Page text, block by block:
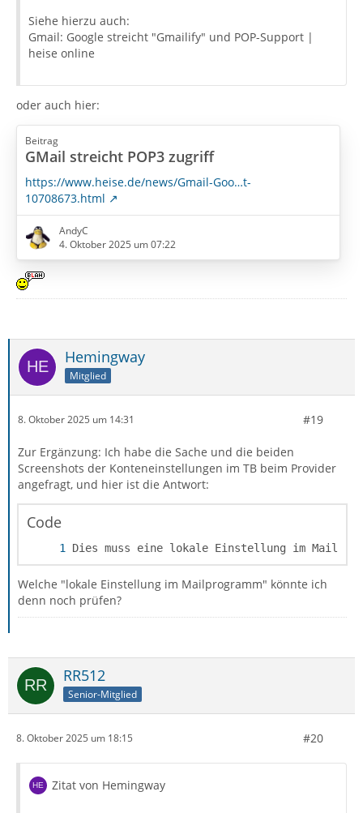
Siehe hierzu auch:
Gmail: Google streicht "Gmailify" und POP-Support |
heise online
oder auch hier:
Beitrag
GMail streicht POP3 zugriff
https://www.heise.de/news/Gmail-Goo…t-
10708673.html
AndyC
4. Oktober 2025 um 07:22
Hemingway
Mitglied
8. Oktober 2025 um 14:31 #19
Zur Ergänzung: Ich habe die Sache und die beiden
Screenshots der Konteneinstellungen im TB beim Provider
angefragt, und hier ist die Antwort:
Code
Dies muss eine lokale Einstellung im
Welche "lokale Einstellung im Mailprogramm" könnte ich
denn noch prüfen?
RR512
Senior-Mitglied
8. Oktober 2025 um 18:15 #20
Zitat von Hemingway